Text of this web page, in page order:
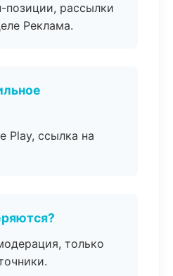
позиции, рассылки
Реклама.
Play, ссылка на
только